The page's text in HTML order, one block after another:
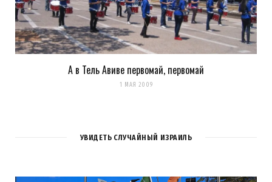
А в Тель Авиве первомай, первомай
1 МАЯ 2009
УВИДЕТЬ СЛУЧАЙНЫЙ ИЗРАИЛЬ